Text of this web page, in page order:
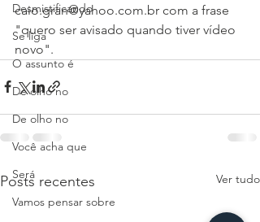
Desmistificando
Se liga
O assunto é
De olho no
De olho no
Você acha que
Será
Vamos pensar sobre
caio.gran@yahoo.com.br com a frase
"quero ser avisado quando tiver vídeo
novo".
Posts recentes Ver tudo